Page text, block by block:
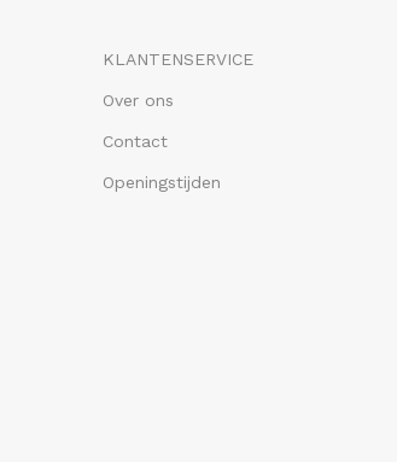
KLANTENSERVICE
Over ons
Contact
Openingstijden